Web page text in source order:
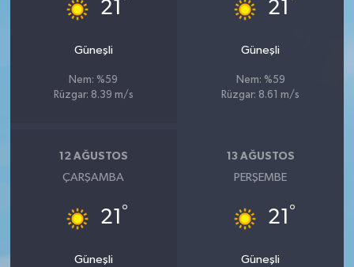
21
Güneşli
Nem: %59
Rüzgar: 8.39 m/s
21
Güneşli
Nem: %59
Rüzgar: 8.61 m/s
12 AĞUSTOS
ÇARŞAMBA
21 °
Güneşli
13 AĞUSTOS
PERŞEMBE
21 °
Güneşli